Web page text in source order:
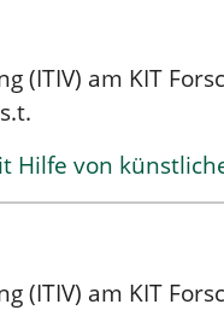
(ITIV) am KIT
Hilfe von
(ITIV) am KIT